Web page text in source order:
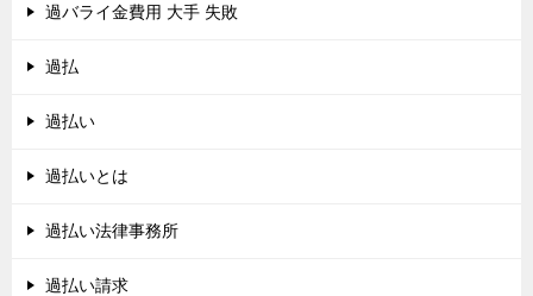
過バライ金費用 大手 失敗
過払
過払い
過払いとは
過払い法律事務所
過払い請求